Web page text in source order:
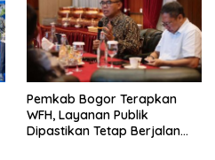
Pemkab Bogor Terapkan
WFH, Layanan Publik
Dipastikan Tetap Berjalan